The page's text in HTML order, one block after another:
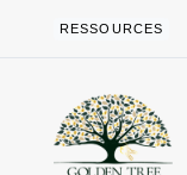
RESSOURCES